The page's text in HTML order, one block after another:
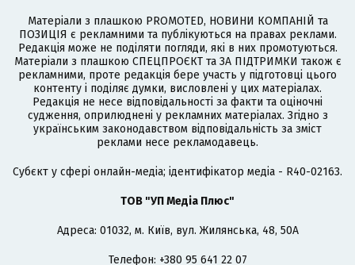
Матеріали з плашкою PROMOTED, НОВИНИ КОМПАНІЙ та
ПОЗИЦІЯ є рекламними та публікуються на правах реклами.
Редакція може не поділяти погляди, які в них промотуються.
Матеріали з плашкою СПЕЦПРОЄКТ та ЗА ПІДТРИМКИ також є
рекламними, проте редакція бере участь у підготовці цього
контенту і поділяє думки, висловлені у цих матеріалах.
Редакція не несе відповідальності за факти та оціночні
судження, оприлюднені у рекламних матеріалах. Згідно з
українським законодавством відповідальність за зміст
реклами несе рекламодавець.
Cубєкт у сфері онлайн-медіа; ідентифікатор медіа - R40-02163.
ТОВ "УП Медіа Плюс"
Адреса: 01032, м. Київ, вул. Жилянська, 48, 50А
Телефон: +380 95 641 22 07